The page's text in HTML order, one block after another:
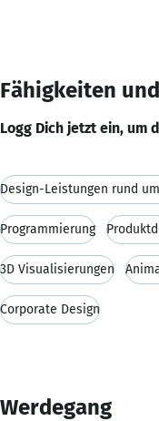
Fähigkeiten
Logg Dich jetzt ein, um
Design-Leistungen rund
Programmierung
3D Visualisierungen
Corporate Design
Werdegang